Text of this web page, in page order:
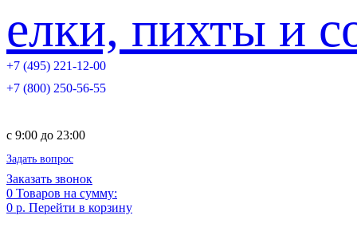
елки, пихты и
+7 (495) 221-12-00
+7 (800) 250-56-55
c 9:00 до 23:00
Задать вопрос
Заказать звонок
0 Товаров на сумму:
0 р. Перейти в корзину